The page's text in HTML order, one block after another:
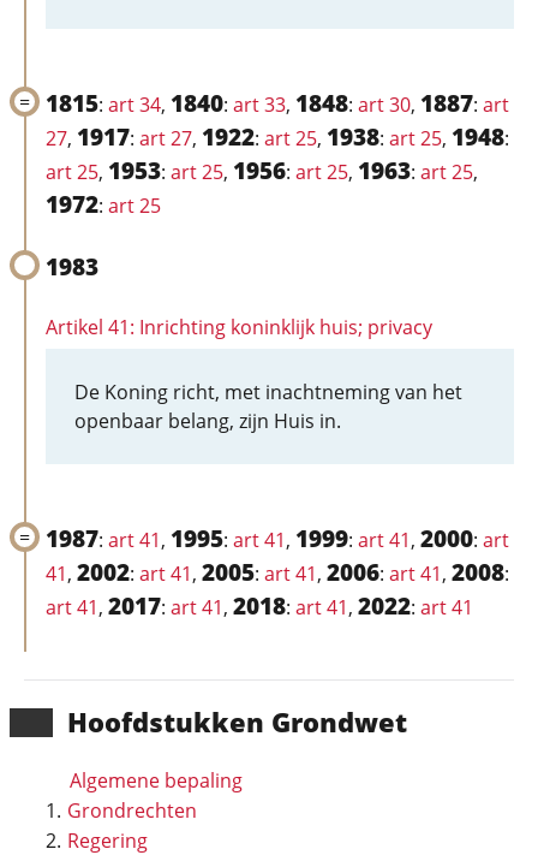
Hoofd­stukken Grondwet
Algemene bepaling
Grondrechten
Regering
1815: art 34, 1840: art 33, 1848: art 30, 1887: art
27, 1917: art 27, 1922: art 25, 1938: art 25, 1948:
art 25, 1953: art 25, 1956: art 25, 1963: art 25,
1972: art 25
1983
Artikel 41: Inrichting koninklijk huis; privacy
De Koning richt, met inachtneming van het
openbaar belang, zijn Huis in.
1987: art 41, 1995: art 41, 1999: art 41, 2000: art
41, 2002: art 41, 2005: art 41, 2006: art 41, 2008:
art 41, 2017: art 41, 2018: art 41, 2022: art 41